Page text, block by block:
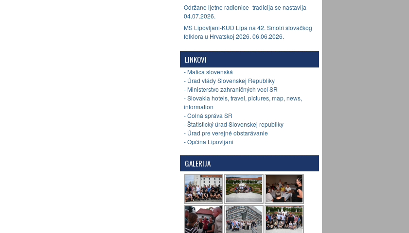
Održane ljetne radionice- tradicija se nastavlja
04.07.2026.
MS Lipovljani-KUD Lipa na 42. Smotri slovačkog
folklora u Hrvatskoj 2026. 06.06.2026.
LINKOVI
- Matica slovenská
- Úrad vlády Slovenskej Republiky
- Ministerstvo zahraničných vecí SR
- Slovakia hotels, travel, pictures, map, news,
information
- Colná správa SR
- Štatistický úrad Slovenskej republiky
- Úrad pre verejné obstarávanie
- Općina Lipovljani
GALERIJA